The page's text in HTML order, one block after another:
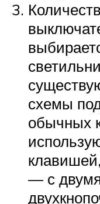
схемы
обычных
— с